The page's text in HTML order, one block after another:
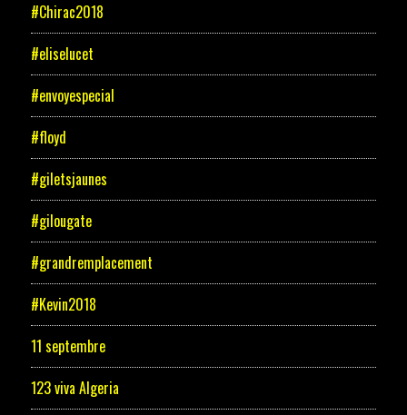
#Chirac2018
#eliselucet
#envoyespecial
#floyd
#giletsjaunes
#gilougate
#grandremplacement
#Kevin2018
11 septembre
123 viva Algeria